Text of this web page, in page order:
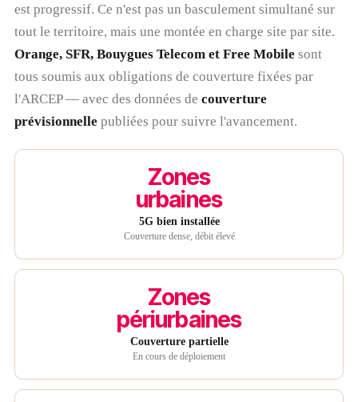
est progressif. Ce n'est pas un basculement simultané sur
tout le territoire, mais une montée en charge site par site.
Orange, SFR, Bouygues Telecom et Free Mobile sont
tous soumis aux obligations de couverture fixées par
l'ARCEP — avec des données de couverture
prévisionnelle publiées pour suivre l'avancement.
Zones
urbaines
5G bien installée
Couverture dense, débit élevé
Zones
périurbaines
Couverture partielle
En cours de déploiement